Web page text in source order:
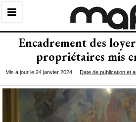
Encadrement des
propriétaires mis
Mis à jour le 24 janvier 2024 Date de publication et